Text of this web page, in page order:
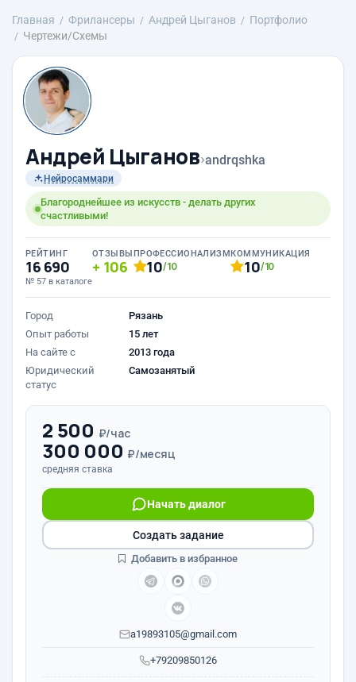
Главная Фрилансеры Андрей Цыганов
Портфолио
Чертежи/Схемы
Андрей Цыганов›andrqshka
Нейросаммари
Благороднейшее из искусств - делать других
счастливыми!
РЕЙТИНГ
16 690
№ 57 в каталоге
ОТЗЫВЫ
106
ПРОФЕССИОНАЛИЗМ
10/10
КОММУНИКАЦИЯ
10/10
Город
Рязань
Опыт работы
15 лет
На сайте с
2013 года
Юридический
статус
Самозанятый
2 500 ₽/час
300 000 ₽/месяц
средняя ставка
+79209850126
Начать диалог
a19893105@gmail.com
Создать задание
Добавить в избранное